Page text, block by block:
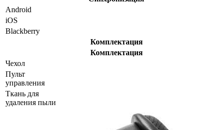
Android
iOS
Blackberry
Комплектация
Комплектация
Чехол
Пульт
управления
Ткань для
удаления пыли